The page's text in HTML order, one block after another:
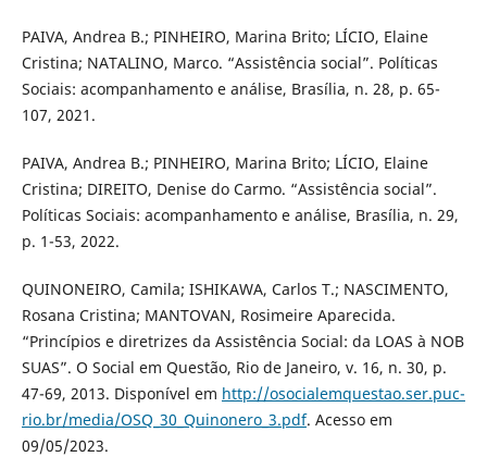
PAIVA, Andrea B.; PINHEIRO, Marina Brito; LÍCIO, Elaine
Cristina; NATALINO, Marco. “Assistência social”. Políticas
Sociais: acompanhamento e análise, Brasília, n. 28, p. 65-
107, 2021.
PAIVA, Andrea B.; PINHEIRO, Marina Brito; LÍCIO, Elaine
Cristina; DIREITO, Denise do Carmo. “Assistência social”.
Políticas Sociais: acompanhamento e análise, Brasília, n. 29,
p. 1-53, 2022.
QUINONEIRO, Camila; ISHIKAWA, Carlos T.; NASCIMENTO,
Rosana Cristina; MANTOVAN, Rosimeire Aparecida.
“Princípios e diretrizes da Assistência Social: da LOAS à NOB
SUAS”. O Social em Questão, Rio de Janeiro, v. 16, n. 30, p.
47-69, 2013. Disponível em http://osocialemquestao.ser.puc-
rio.br/media/OSQ_30_Quinonero_3.pdf. Acesso em
09/05/2023.